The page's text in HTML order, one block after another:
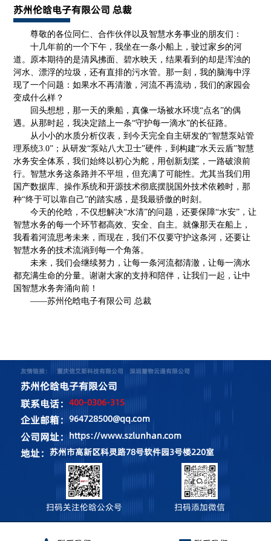
苏州伦晗电子有限公司 总裁
尊敬的各位同仁、合作伙伴以及智慧水务事业的朋友们：
十几年前的一个下午，我坐在一条小船上，驶过家乡的河
道。原本期待的是清风拂面、碧水映天，结果看到的却是浑浊的
河水、漂浮的垃圾，还有直排的污水管。那一刻，我的脑海中浮
现了一个问题：如果水不再清澈，河流不再流动，我们的家园会
变成什么样？
回头想想，那一天的乘船，真像一场被水环境“点名”的偶
遇。从那时起，我决定踏上一条“守护每一滴水”的长征路。
从小小的水质分析仪表，到今天完全自主研发的“智慧泵站管
理系统3.0”；从研发“泵站八大卫士”硬件，到构建“水天云盾”智慧
水务安全体系，我们始终以初心为舵，用创新划桨，一路破浪前
行。智慧水务这条路并不平坦，但充满了可能性。尤其当我们用
国产数据库、操作系统和开源技术彻底摆脱国外技术依赖时，那
种“终于可以靠自己”的踏实感，是我最骄傲的时刻。
今天的伦晗，不仅想解决“水清”的问题，还要保障“水安”，让
智慧水务的每一个环节都高效、安全、自主。就像那天在船上，
我看着河流思考未来，而现在，我们不仅要守护这条河，还要让
智慧水务的技术流淌到每一个角落。
未来，我们会继续努力，让每一条河流都清澈，让每一滴水
都充满生命的分量。谢谢大家的支持和陪伴，让我们一起，让中
国智慧水务奔涌向前！
——苏州伦晗电子有限公司 总裁
友情链接： 重庆倍艾斯科技有限公司 深圳慧物云通有限公司
苏州伦晗电子有限公司
联系电话： 400-0306-315
企业邮箱： 964728500@qq.com
公司网址： https://www.szlunhan.com
地址： 苏州市高新区科灵路78号软件园3号楼220室
扫码关注伦晗公众号
扫码添加微信